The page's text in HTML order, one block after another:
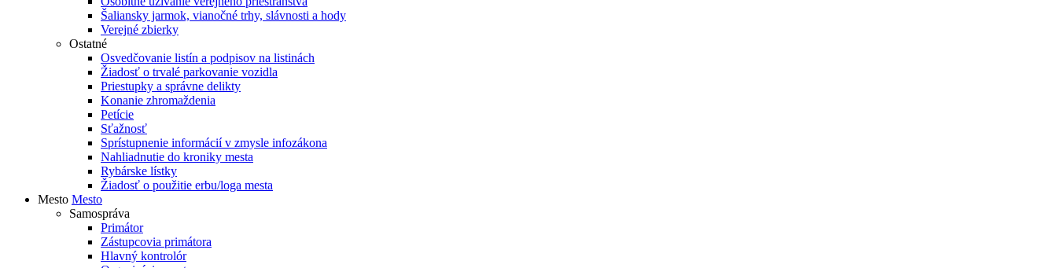
Šaliansky jarmok, vianočné trhy, slávnosti a hody
Verejné zbierky
Ostatné
Osvedčovanie listín a podpisov na listinách
Žiadosť o trvalé parkovanie vozidla
Priestupky a správne delikty
Konanie zhromaždenia
Petície
Sťažnosť
Sprístupnenie informácií v zmysle infozákona
Nahliadnutie do kroniky mesta
Rybárske lístky
Žiadosť o použitie erbu/loga mesta
Mesto Mesto
Samospráva
Primátor
Zástupcovia primátora
Hlavný kontrolór